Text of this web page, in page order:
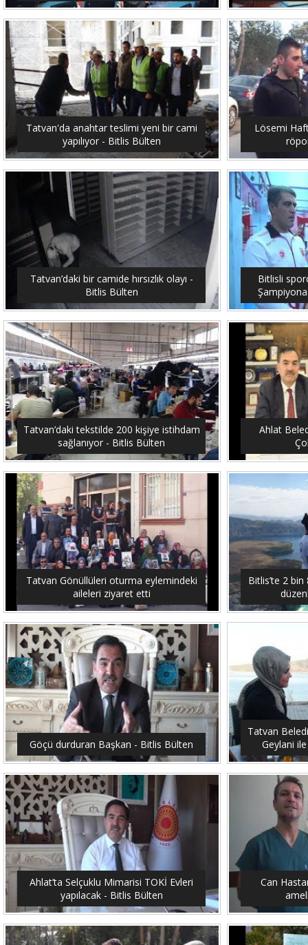
Tatvan'da anahtar teslimi yeni bir cami
yapılıyor - Bitlis Bülten
Lösemi
Tatvan’daki bir camide hırsızlık olayı -
Bitlis Bülten
Bitlisli
Tatvan’daki tekstilde 200 kişiye istihdam
sağlanıyor - Bitlis Bülten
Ahlat
Tatvan Gönüllüleri oturma eylemindeki
aileleri ziyaret etti
Bitlis’te 2
Göçü durduran Başkan - Bitlis Bülten
Tatvan
Geylani
Ahlat’ta Selçuklu Mimarisi TOKİ Evleri
yapılacak - Bitlis Bülten
Can